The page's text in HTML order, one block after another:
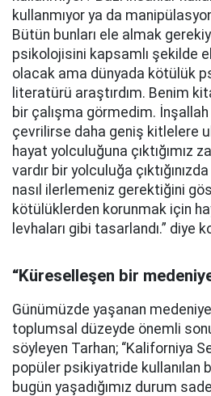
kullanmıyor ya da
Bütün bunları ele almak
psikolojisini kapsamlı şekilde
olacak ama dünyada kötülük
literatürü araştırdım. Benim
bir çalışma görmedim.
çevrilirse daha geniş kitlelere
hayat yolculuğuna çıktığımız
vardır bir yolculuğa
nasıl ilerlemeniz gerektiğini
kötülüklerden korunmak için
levhaları gibi tasarlandı.” diye
“Küreselleşen bir
Günümüzde yaşanan
toplumsal düzeyde önemli
söyleyen Tarhan; “Kaliforniya
popüler psikiyatride kullanılan
bugün yaşadığımız durum